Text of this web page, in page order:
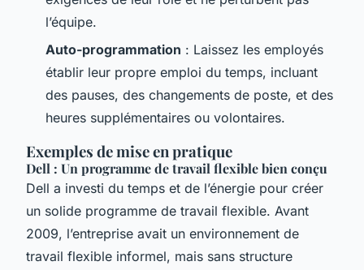
l’équipe.
Auto-programmation : Laissez les employés
établir leur propre emploi du temps, incluant
des pauses, des changements de poste, et des
heures supplémentaires ou volontaires.
Exemples de mise en pratique
Dell : Un programme de travail flexible bien conçu
Dell a investi du temps et de l’énergie pour créer
un solide programme de travail flexible. Avant
2009, l’entreprise avait un environnement de
travail flexible informel, mais sans structure